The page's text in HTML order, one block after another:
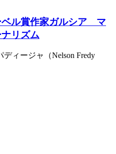
ベル賞作家ガルシア゠マ
リズム
ィージャ（Nelson Fredy